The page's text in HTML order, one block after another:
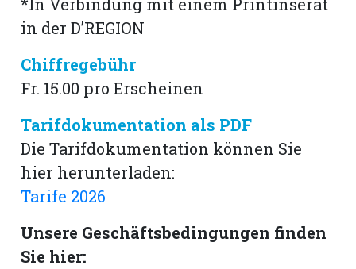
in der D’REGION
Chiffregebühr
Fr. 15.00 pro Erscheinen
Tarifdokumentation als PDF
Die Tarifdokumentation können Sie
hier herunterladen:
Tarife 2026
Unsere Geschäftsbedingungen finden
Sie hier: